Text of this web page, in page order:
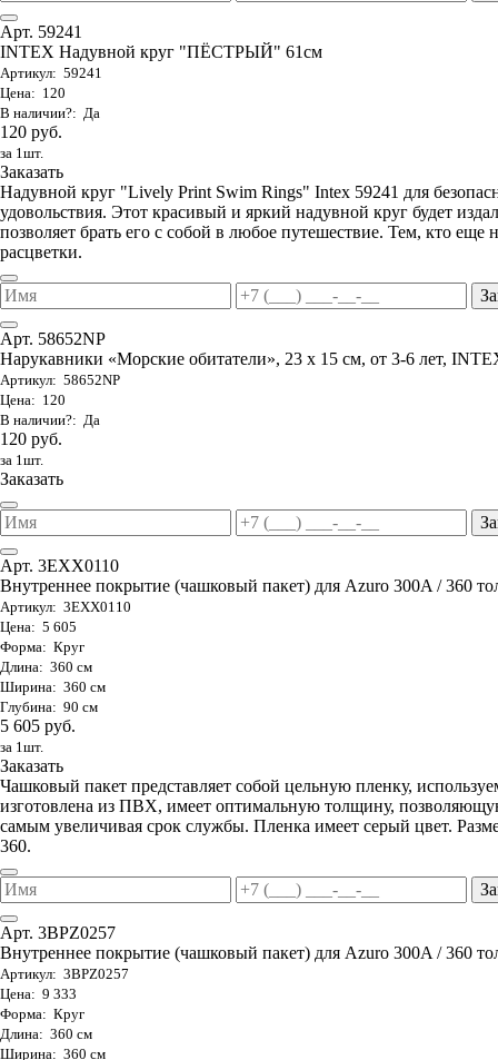
Арт. 59241
INTEX Надувной круг "ПЁСТРЫЙ" 61см
Артикул: 59241
Цена: 120
В наличии?: Да
120 руб.
за 1шт.
Заказать
Надувной круг "Lively Print Swim Rings" Intex 59241 для
удовольствия. Этот красивый и яркий надувной круг будет
позволяет брать его с собой в любое путешествие. Тем, кто
расцветки.
Арт. 58652NP
Нарукавники «Морские обитатели», 23 х 15 см, от 3-6 лет,
Артикул: 58652NP
Цена: 120
В наличии?: Да
120 руб.
за 1шт.
Заказать
Арт. 3EXX0110
Внутреннее покрытие (чашковый пакет) для Azuro 300A / 360
Артикул: 3EXX0110
Цена: 5 605
Форма: Круг
Длина: 360 см
Ширина: 360 см
Глубина: 90 см
5 605 руб.
за 1шт.
Заказать
Чашковый пакет представляет собой цельную пленку,
изготовлена из ПВХ, имеет оптимальную толщину,
самым увеличивая срок службы. Пленка имеет серый цвет.
360.
Арт. 3BPZ0257
Внутреннее покрытие (чашковый пакет) для Azuro 300A / 360
Артикул: 3BPZ0257
Цена: 9 333
Форма: Круг
Длина: 360 см
Ширина: 360 см